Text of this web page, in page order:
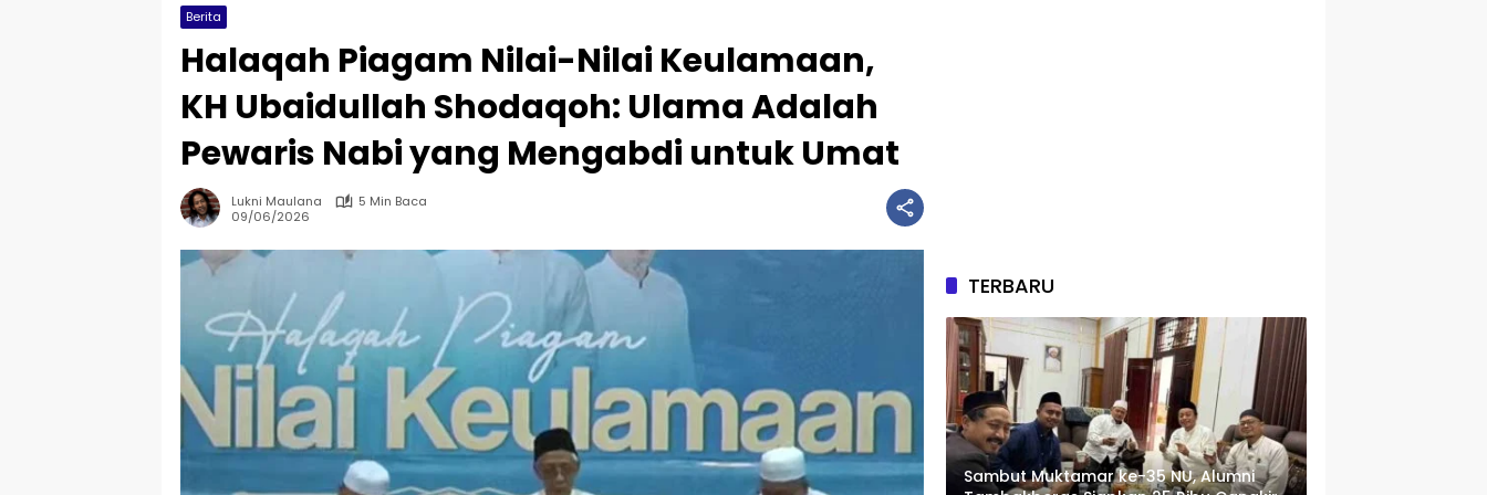
Berita
Halaqah Piagam Nilai-Nilai Keulamaan,
KH Ubaidullah Shodaqoh: Ulama Adalah
Pewaris Nabi yang Mengabdi untuk Umat
Lukni Maulana
5 Min Baca
09/06/2026
TERBARU
Sambut Muktamar ke-35 NU, Alumni